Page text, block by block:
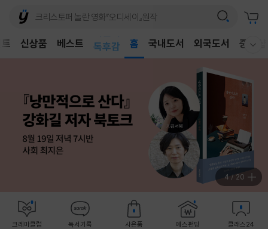
신상품 베스트
독후감
홈 국내도서 외국도서 중고샵
4 / 20
크레마클럽 독서기록 사은품 예스펀딩 클래스24